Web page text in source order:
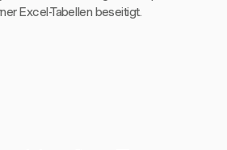
Excel-Tabellen beseitigt.